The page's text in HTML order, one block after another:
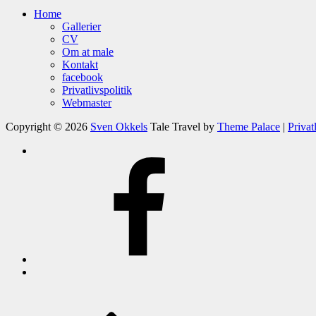
Home
Gallerier
CV
Om at male
Kontakt
facebook
Privatlivspolitik
Webmaster
Copyright © 2026 Sven Okkels Tale Travel by Theme Palace |